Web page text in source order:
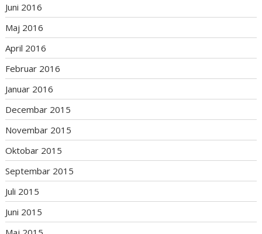
Juni 2016
Maj 2016
April 2016
Februar 2016
Januar 2016
Decembar 2015
Novembar 2015
Oktobar 2015
Septembar 2015
Juli 2015
Juni 2015